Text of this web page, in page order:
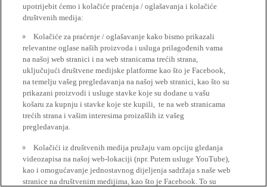
upotrijebit ćemo i kolačiće praćenja / oglašavanja i kolačiće
društvenih medija:
Kolačiće za praćenje / oglašavanje kako bismo prikazali
relevantne oglase naših proizvoda i usluga prilagođenih vama
na našoj web stranici i na web stranicama trećih strana,
uključujući društvene medijske platforme kao što je Facebook,
na temelju vašeg pregledavanja na našoj web stranici, kao što su
prikazani proizvodi i usluge stavke koje su dodane u vašu
košaru za kupnju i stavke koje ste kupili, te na web stranicama
trećih strana i vašim interesima proizašlih iz vašeg
pregledavanja.
Kolačići iz društvenih medija pružaju vam opciju gledanja
videozapisa na našoj web-lokaciji (npr. Putem usluge YouTube),
kao i omogućavanje jednostavnog dijeljenja sadržaja s naše web
stranice na društvenim medijima, kao što je Facebook. To su